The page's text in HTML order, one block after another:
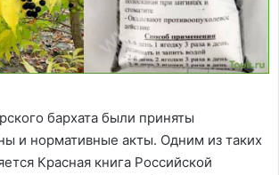
бархата были приняты
и нормативные акты. Одним из таких
Красная книга Российской